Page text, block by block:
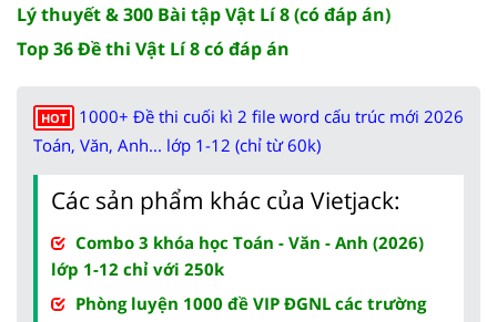
Lý thuyết & 300 Bài tập Vật Lí 8 (có đáp án)
Top 36 Đề thi Vật Lí 8 có đáp án
HOT
1000+ Đề thi cuối kì 2 file word cấu trúc mới 2026
Toán, Văn, Anh... lớp 1-12 (chỉ từ 60k)
Các sản phẩm khác của Vietjack:
Combo 3 khóa học Toán - Văn - Anh (2026)
lớp 1-12 chỉ với 250k
Phòng luyện 1000 đề VIP ĐGNL các trường